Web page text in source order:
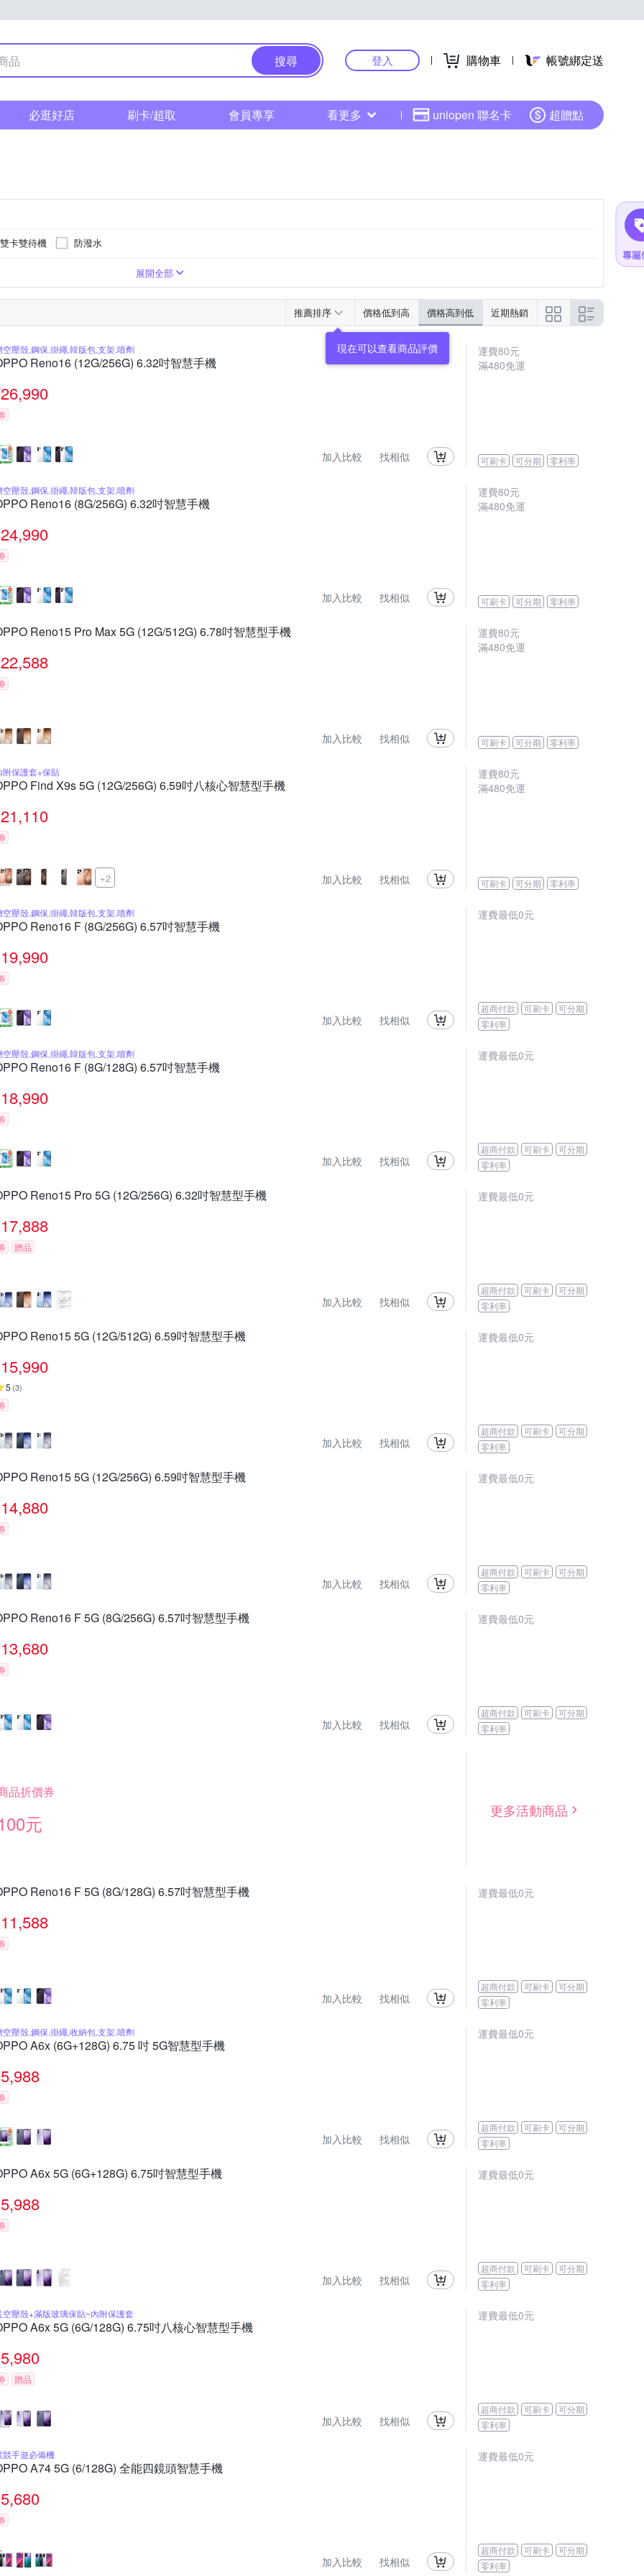
搜尋 登入 購物車 帳號綁定送
必逛好店 刷卡/超取 會員專享 看更多 uniopen 聯名卡 超贈點
雙卡雙待機
防潑水
6.75吋 6.78吋
展開全部
推薦排序 價格低到高 價格高到低 近期熱銷
空壓殼,鋼保,掛繩,韓版包,支架,噴劑
Reno16 (12G/256G) 6.32吋智慧手機
26,990
加入比較 找相似
運費80元
滿480免運
可刷卡 可分期 零利率
空壓殼,鋼保,掛繩,韓版包,支架,噴劑
Reno16 (8G/256G) 6.32吋智慧手機
24,990
加入比較 找相似
運費80元
滿480免運
可刷卡 可分期 零利率
Reno15 Pro Max 5G (12G/512G) 6.78吋智慧型手機
22,588
加入比較 找相似
運費80元
滿480免運
可刷卡 可分期 零利率
附保護套+保貼
Find X9s 5G (12G/256G) 6.59吋八核心智慧型手機
21,110
+2 加入比較 找相似
運費80元
滿480免運
可刷卡 可分期 零利率
空壓殼,鋼保,掛繩,韓版包,支架,噴劑
Reno16 F (8G/256G) 6.57吋智慧手機
19,990
加入比較 找相似
運費最低0元
超商付款 可刷卡
可分期
零利率
空壓殼,鋼保,掛繩,韓版包,支架,噴劑
Reno16 F (8G/128G) 6.57吋智慧手機
18,990
加入比較 找相似
運費最低0元
超商付款 可刷卡
可分期
零利率
Reno15 Pro 5G (12G/256G) 6.32吋智慧型手機
17,888
贈品
加入比較 找相似
運費最低0元
超商付款 可刷卡
可分期
零利率
Reno15 5G (12G/512G) 6.59吋智慧型手機
15,990
5 (3)
加入比較 找相似
運費最低0元
超商付款 可刷卡
可分期
零利率
Reno15 5G (12G/256G) 6.59吋智慧型手機
14,880
加入比較 找相似
運費最低0元
超商付款 可刷卡
可分期
零利率
Reno16 F 5G (8G/256G) 6.57吋智慧型手機
13,680
加入比較 找相似
運費最低0元
超商付款 可刷卡
可分期
零利率
品折價券
元
更多活動商品
Reno16 F 5G (8G/128G) 6.57吋智慧型手機
11,588
加入比較 找相似
運費最低0元
超商付款 可刷卡
可分期
零利率
空壓殼,鋼保,掛繩,收納包,支架,噴劑
A6x (6G+128G) 6.75 吋 5G智慧型手機
5,988
加入比較 找相似
運費最低0元
超商付款 可刷卡
可分期
零利率
A6x 5G (6G+128G) 6.75吋智慧型手機
5,988
加入比較 找相似
運費最低0元
超商付款 可刷卡
可分期
零利率
空壓殼+滿版玻璃保貼~內附保護套
A6x 5G (6G/128G) 6.75吋八核心智慧型手機
5,980
贈品
加入比較 找相似
運費最低0元
超商付款 可刷卡
可分期
零利率
競手遊必備機
A74 5G (6/128G) 全能四鏡頭智慧手機
5,680
加入比較 找相似
運費最低0元
超商付款 可刷卡
可分期
零利率